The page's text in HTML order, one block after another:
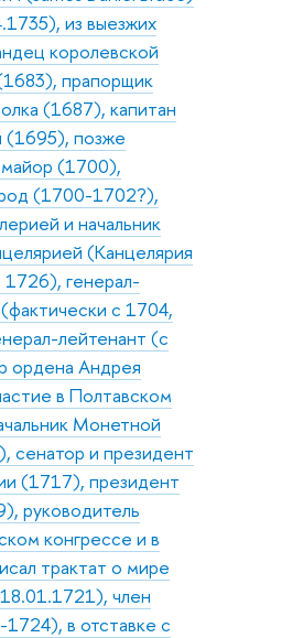
из выезжих
королевской
прапорщик
(1687), капитан
(1695), позже
майор (1700),
(1700-1702?),
и начальник
(Канцелярия
генерал-
с 1704,
лейтенант (с
ордена Андрея
в Полтавском
Монетной
сенатор и президент
(1717), президент
руководитель
конгрессе и в
трактат о мире
член
в отставке с